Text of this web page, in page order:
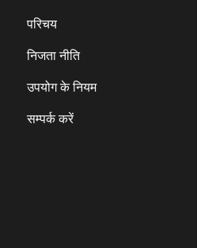
परिचय
निजता नीति
उपयोग के नियम
सम्पर्क करें